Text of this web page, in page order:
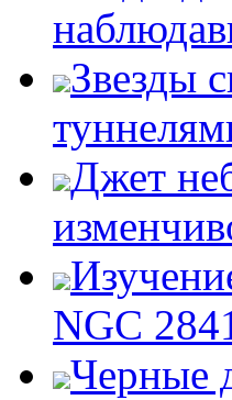
Звезды
Джет
NGC
Черные